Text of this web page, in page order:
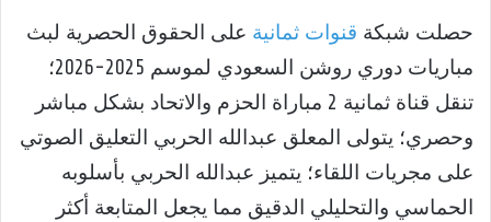
حصلت شبكة قنوات ثمانية على الحقوق الحصرية لبث
مباريات دوري روشن السعودي لموسم 2025-2026؛
تنقل قناة ثمانية 2 مباراة الحزم والاتحاد بشكل مباشر
وحصري؛ يتولى المعلق عبدالله الحربي التعليق الصوتي
على مجريات اللقاء؛ يتميز عبدالله الحربي بأسلوبه
الحماسي والتحليلي الدقيق مما يجعل المتابعة أكثر